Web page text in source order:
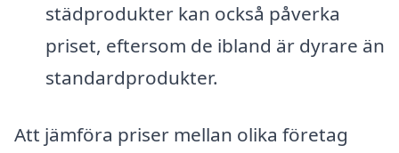
städprodukter kan också påverka
priset, eftersom de ibland är dyrare än
standardprodukter.
Att jämföra priser mellan olika företag